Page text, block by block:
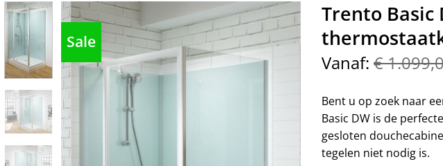
Sale
Trento
Vanaf: €
Bent u op zoek naar
Basic DW is de
gesloten
tegelen niet nodig is.